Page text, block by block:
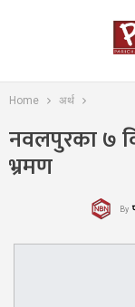
Home अर्थ
नवलपुरका ७
भ्रमण
By